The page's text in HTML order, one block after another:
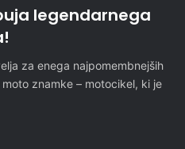
legendarnega
za enega najpomembnejših
znamke – motocikel, ki je